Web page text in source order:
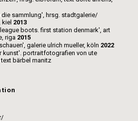
sammlung', hrsg. stadtgalerie/
kiel 2013
boots. first station denmark', art
riga 2015
galerie ulrich mueller, köln 2022
portraitfotografien von ute
text bärbel manitz
/